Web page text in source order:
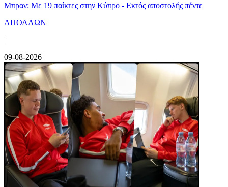
Μπραν: Με 19 παίκτες στην Κύπρο - Εκτός αποστολής πέντε
ΑΠΟΛΛΩΝ
|
09-08-2026